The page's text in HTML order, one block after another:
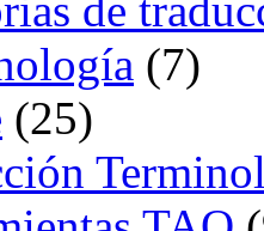
de
(7)
(25)